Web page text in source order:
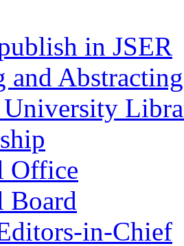
in JSER
and Abstracting
Office
Board
in-Chief